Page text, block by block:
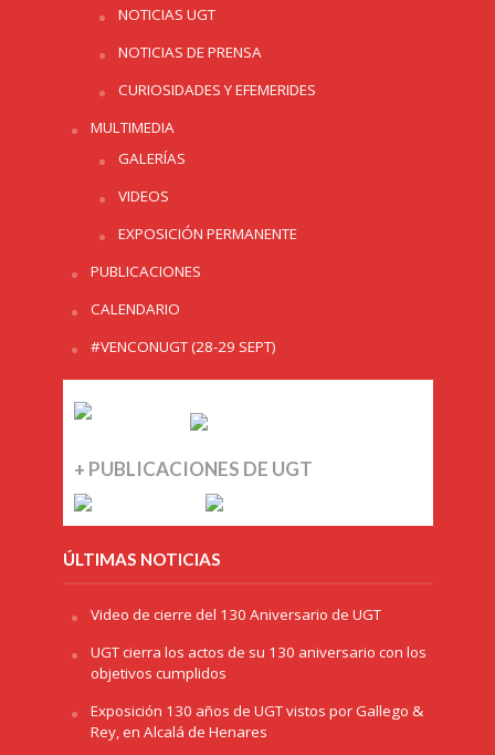
NOTICIAS UGT
NOTICIAS DE PRENSA
CURIOSIDADES Y EFEMERIDES
MULTIMEDIA
GALERÍAS
VIDEOS
EXPOSICIÓN PERMANENTE
PUBLICACIONES
CALENDARIO
#VENCONUGT (28-29 SEPT)
+ PUBLICACIONES DE UGT
ÚLTIMAS NOTICIAS
Video de cierre del 130 Aniversario de UGT
UGT cierra los actos de su 130 aniversario con los
objetivos cumplidos
Exposición 130 años de UGT vistos por Gallego &
Rey, en Alcalá de Henares